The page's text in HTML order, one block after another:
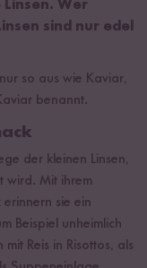
Wer
sind nur edel
so aus wie Kaviar,
benannt.
der kleinen Linsen,
wird. Mit ihrem
erinnern sie ein
Beispiel unheimlich
Reis in Risottos, als